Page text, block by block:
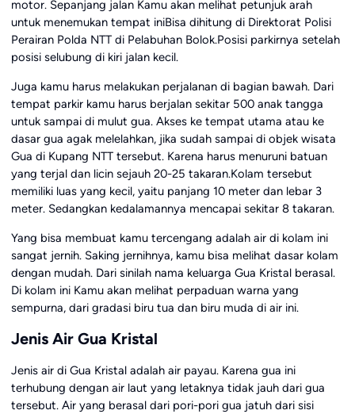
motor. Sepanjang jalan Kamu akan melihat petunjuk arah
untuk menemukan tempat iniBisa dihitung di Direktorat Polisi
Perairan Polda NTT di Pelabuhan Bolok.Posisi parkirnya setelah
posisi selubung di kiri jalan kecil.
Juga kamu harus melakukan perjalanan di bagian bawah. Dari
tempat parkir kamu harus berjalan sekitar 500 anak tangga
untuk sampai di mulut gua. Akses ke tempat utama atau ke
dasar gua agak melelahkan, jika sudah sampai di objek wisata
Gua di Kupang NTT tersebut. Karena harus menuruni batuan
yang terjal dan licin sejauh 20-25 takaran.Kolam tersebut
memiliki luas yang kecil, yaitu panjang 10 meter dan lebar 3
meter. Sedangkan kedalamannya mencapai sekitar 8 takaran.
Yang bisa membuat kamu tercengang adalah air di kolam ini
sangat jernih. Saking jernihnya, kamu bisa melihat dasar kolam
dengan mudah. Dari sinilah nama keluarga Gua Kristal berasal.
Di kolam ini Kamu akan melihat perpaduan warna yang
sempurna, dari gradasi biru tua dan biru muda di air ini.
Jenis Air Gua Kristal
Jenis air di Gua Kristal adalah air payau. Karena gua ini
terhubung dengan air laut yang letaknya tidak jauh dari gua
tersebut. Air yang berasal dari pori-pori gua jatuh dari sisi